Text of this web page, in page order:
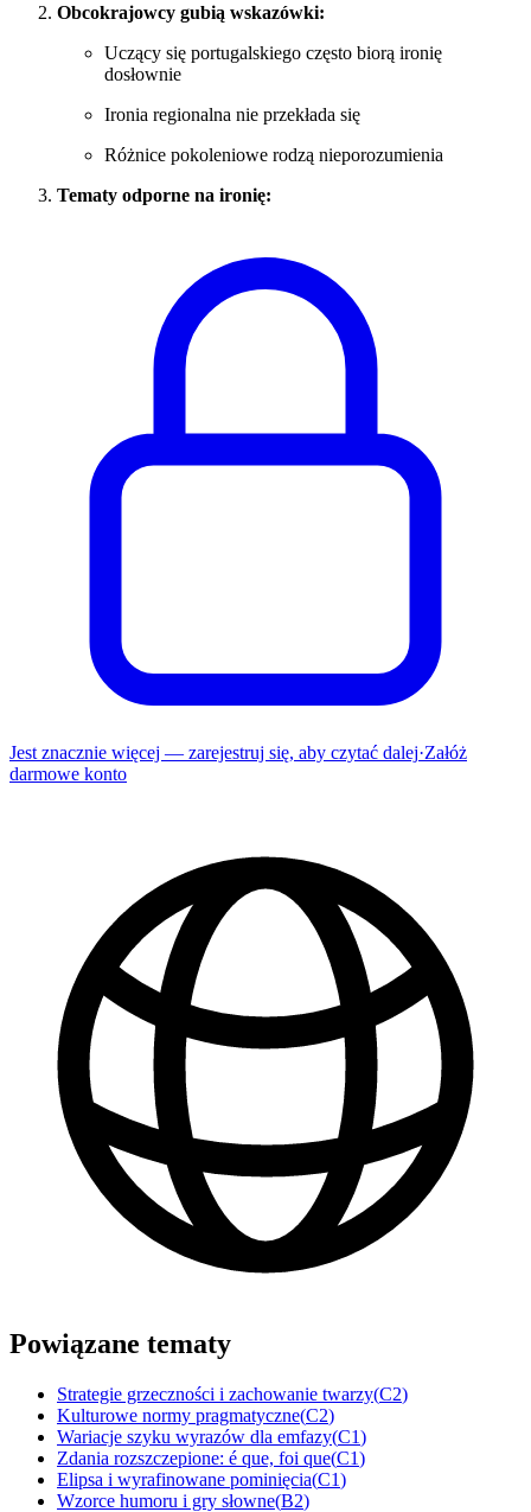
Obcokrajowcy gubią wskazówki:
Uczący się portugalskiego często biorą ironię
dosłownie
Ironia regionalna nie przekłada się
Różnice pokoleniowe rodzą nieporozumienia
Tematy odporne na ironię:
Jest znacznie więcej — zarejestruj się, aby czytać dalej·Załóż
darmowe konto
Powiązane tematy
Strategie grzeczności i zachowanie twarzy(C2)
Kulturowe normy pragmatyczne(C2)
Wariacje szyku wyrazów dla emfazy(C1)
Zdania rozszczepione: é que, foi que(C1)
Elipsa i wyrafinowane pominięcia(C1)
Wzorce humoru i gry słowne(B2)